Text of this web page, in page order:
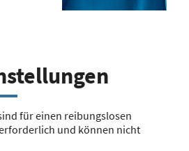
Hinweis zum Brexit
Grundlage mehr für eine Eintragung
nach § 8 Satz 1 Nr. 5 VersVermV, soweit
ein Versicherungsvermittler eine
für einen reibungslosen
und können nicht